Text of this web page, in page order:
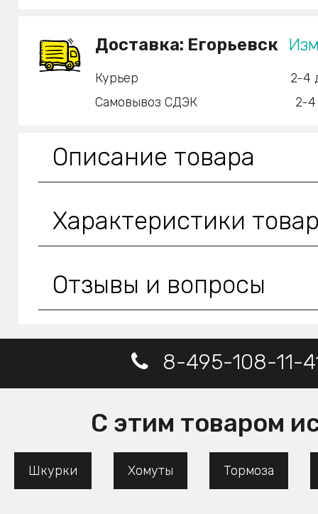
Доставка: Егорьевск
Курьер
2-4
Самовывоз СДЭК
2-4
Описание товара
Характеристики
Отзывы и вопросы
8-495-108-11-
С этим товаром
Шкурки Хомуты Тормоза